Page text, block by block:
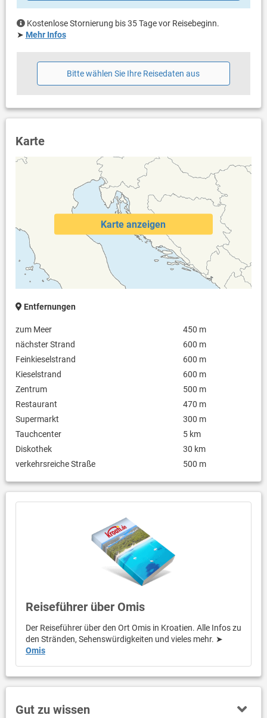
Bettwäsche vorhanden
Handtücher vorhanden
Fön
Kostenlose Stornierung bis 35 Tage vor Reisebeginn.
➤ Mehr Infos
Bitte wählen Sie Ihre Reisedaten aus
Karte
Karte anzeigen
Entfernungen
zum Meer
450 m
nächster Strand
600 m
Feinkieselstrand
600 m
Kieselstrand
600 m
Zentrum
500 m
Restaurant
470 m
Supermarkt
300 m
Tauchcenter
5 km
Diskothek
30 km
verkehrsreiche Straße
500 m
Reiseführer über Omis
Der Reiseführer über den Ort Omis in Kroatien. Alle Infos zu
den Stränden, Sehenswürdigkeiten und vieles mehr. ➤
Omis
Gut zu wissen